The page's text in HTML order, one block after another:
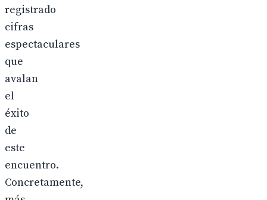
registrado
cifras
espectaculares
que
avalan
el
éxito
de
este
encuentro.
Concretamente,